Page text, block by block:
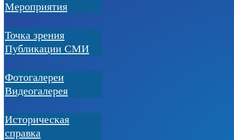
Мероприятия
Точка зрения
Публикации СМИ
Фотогалереи
Видеогалерея
Историческая
справка